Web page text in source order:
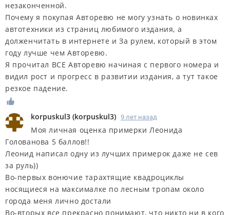
незаконченной.
Почему я покупая Авторевю не могу узнать о новинках
автотехники из страниц любимого издания, а
долженчитать в интернете и За рулем, который в этом
году лучше чем Авторевю.
Я прочитал ВСЕ Авторевю начиная с первого номера и
видил рост и прогресс в развитии издания, а тут такое
резкое падение.
korpuskul3 (korpuskul3) 9 лет назад
Моя личная оценка примерки Леонида
Голованова 5 баллов!!
Леонид написал одну из лучших примерок даже не сев
за руль))
Во-первых вонючие тарахтящие квадроциклы
носящиеся на максималке по лесным тропам около
города меня лично достали
Во-вторых все прекрасно понимают, что никто ни в кого